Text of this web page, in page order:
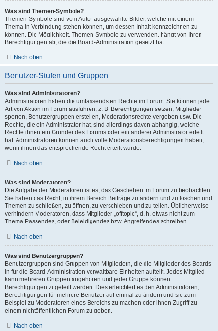
Was sind Themen-Symbole?
Themen-Symbole sind vom Autor ausgewählte Bilder, welche mit einem
Thema in Verbindung stehen können, um dessen Inhalt kennzeichnen zu
können. Die Möglichkeit, Themen-Symbole zu verwenden, hängt von Ihren
Berechtigungen ab, die die Board-Administration gesetzt hat.
Nach oben
Benutzer-Stufen und Gruppen
Was sind Administratoren?
Administratoren haben die umfassendsten Rechte im Forum. Sie können jede
Art von Aktion im Forum ausführen; z. B. Berechtigungen setzen, Mitglieder
sperren, Benutzergruppen erstellen, Moderationsrechte vergeben usw. Die
Rechte, die ein Administrator hat, sind allerdings davon abhängig, welche
Rechte ihnen ein Gründer des Forums oder ein anderer Administrator erteilt
hat. Administratoren können auch volle Moderationsberechtigungen haben,
wenn ihnen das entsprechende Recht erteilt wurde.
Nach oben
Was sind Moderatoren?
Die Aufgabe der Moderatoren ist es, das Geschehen im Forum zu beobachten.
Sie haben das Recht, in ihrem Bereich Beiträge zu ändern und zu löschen und
Themen zu schließen, zu öffnen, zu verschieben und zu teilen. Üblicherweise
verhindern Moderatoren, dass Mitglieder „offtopic“, d. h. etwas nicht zum
Thema Passendes, oder Beleidigendes bzw. Angreifendes schreiben.
Nach oben
Was sind Benutzergruppen?
Benutzergruppen sind Gruppen von Mitgliedern, die die Mitglieder des Boards
in für die Board-Administration verwaltbare Einheiten aufteilt. Jedes Mitglied
kann mehreren Gruppen angehören und jeder Gruppe können
Berechtigungen zugeteilt werden. Dies erleichtert es den Administratoren,
Berechtigungen für mehrere Benutzer auf einmal zu ändern und sie zum
Beispiel zu Moderatoren eines Bereichs zu machen oder ihnen Zugriff zu
einem nichtöffentlichen Forum zu geben.
Nach oben